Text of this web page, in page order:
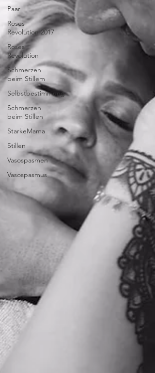
Paar
Roses
Revolution 2017
Roses
Revolution
Schmerzen
beim Stillem
Selbstbestimmung
Schmerzen
beim Stillen
StarkeMama
Stillen
Vasospasmen
Vasospasmus